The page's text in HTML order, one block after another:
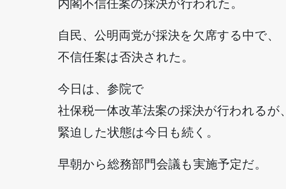
内閣不信任案の採決が行われた。
自民、公明両党が採決を欠席する中で、
不信任案は否決された。
今日は、参院で
社保税一体改革法案の採決が行われるが、
緊迫した状態は今日も続く。
早朝から総務部門会議も実施予定だ。